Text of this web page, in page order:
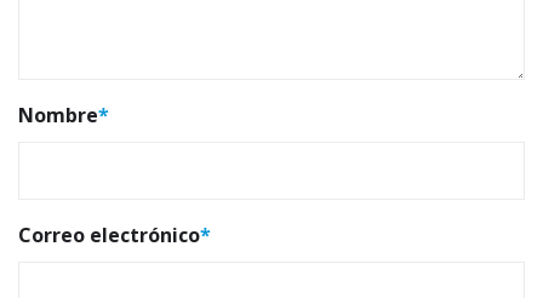
Nombre*
Correo electrónico*